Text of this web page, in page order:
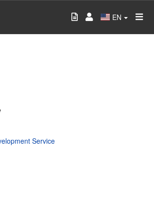
EN
Service